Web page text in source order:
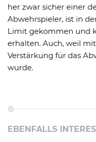
her zwar sicher einer
Abwehrspieler, ist in
Limit gekommen und
erhalten. Auch, weil
Verstärkung für das
wurde.
EBENFALLS